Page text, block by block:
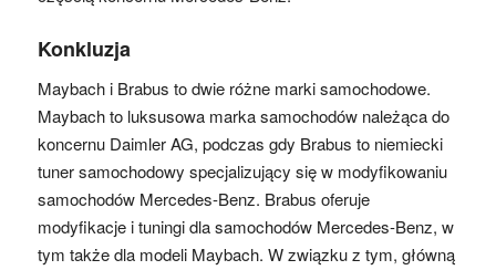
Konkluzja
Maybach i Brabus to dwie różne marki samochodowe.
Maybach to luksusowa marka samochodów należąca do
koncernu Daimler AG, podczas gdy Brabus to niemiecki
tuner samochodowy specjalizujący się w modyfikowaniu
samochodów Mercedes-Benz. Brabus oferuje
modyfikacje i tuningi dla samochodów Mercedes-Benz, w
tym także dla modeli Maybach. W związku z tym, główną